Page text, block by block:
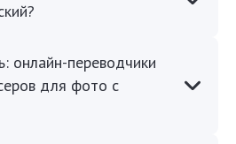
онлайн-переводчики
для фото с